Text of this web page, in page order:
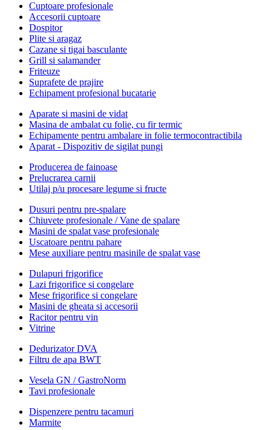
Cuptoare profesionale
Accesorii cuptoare
Dospitor
Plite si aragaz
Cazane si tigai basculante
Grill si salamander
Friteuze
Suprafete de prajire
Echipament profesional bucatarie
Aparate si masini de vidat
Masina de ambalat cu folie, cu fir termic
Echipamente pentru ambalare in folie termocontractibila
Aparat - Dispozitiv de sigilat pungi
Producerea de fainoase
Prelucrarea carnii
Utilaj p/u procesare legume si fructe
Dusuri pentru pre-spalare
Chiuvete profesionale / Vane de spalare
Masini de spalat vase profesionale
Uscatoare pentru pahare
Mese auxiliare pentru masinile de spalat vase
Dulapuri frigorifice
Lazi frigorifice si congelare
Mese frigorifice si congelare
Masini de gheata si accesorii
Racitor pentru vin
Vitrine
Dedurizator DVA
Filtru de apa BWT
Vesela GN / GastroNorm
Tavi profesionale
Dispenzere pentru tacamuri
Marmite